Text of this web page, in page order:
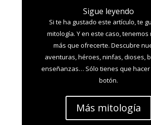
Sigue leyendo
Si te ha gustado este artículo, te
mitología. Y en este caso, tenemos
más que ofrecerte. Descubre
aventuras, héroes, ninfas, dioses,
enseñanzas… Sólo tienes que hacer
botón.
Más mitología